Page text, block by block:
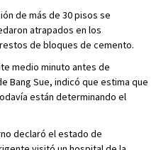
de más de 30 pisos se
atrapados en los
de bloques de cemento.
medio minuto antes de
Bang Sue, indicó que estima que
están determinando el
declaró el estado de